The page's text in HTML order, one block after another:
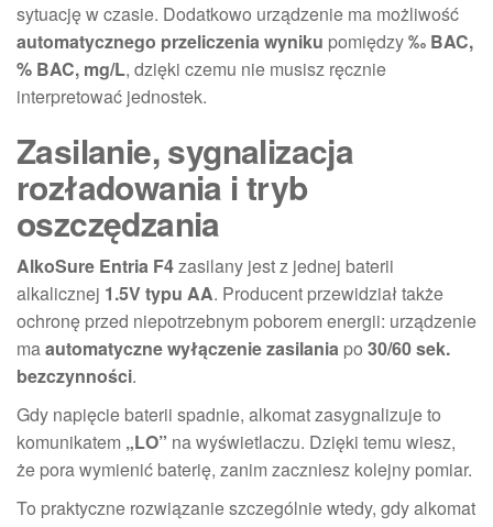
sytuację w czasie. Dodatkowo urządzenie ma możliwość
automatycznego przeliczenia wyniku pomiędzy‰ BAC,
% BAC, mg/L, dzięki czemu nie musisz ręcznie
interpretować jednostek.
Zasilanie, sygnalizacja
rozładowania i tryb
oszczędzania
AlkoSure Entria F4zasilany jest z jednej baterii
alkalicznej 1.5V typu AA. Producent przewidział także
ochronę przed niepotrzebnym poborem energii: urządzenie
maautomatyczne wyłączenie zasilania po 30/60 sek.
bezczynności.
Gdy napięcie baterii spadnie, alkomat zasygnalizuje to
komunikatem „LO” na wyświetlaczu. Dzięki temu wiesz,
że pora wymienić baterię, zanim zaczniesz kolejny pomiar.
To praktyczne rozwiązanie szczególnie wtedy, gdy alkomat